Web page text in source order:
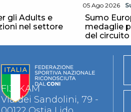
MGA
disciplina
News
Cerca
Contatti
News
Accept
gli Adults e
nel settore
05 Ago 2026
Sumo
medaglie
del circuito
FIJLKAM
Via dei Sandolini, 79 -